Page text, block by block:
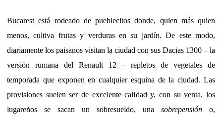
Bucarest está rodeado de pueblecitos donde, quien más quien
menos, cultiva frutas y verduras en su jardín. De este modo,
diariamente los paisanos visitan la ciudad con sus Dacias 1300 – la
versión rumana del Renault 12 – repletos de vegetales de
temporada que exponen en cualquier esquina de la ciudad. Las
provisiones suelen ser de excelente calidad y, con su venta, los
lugareños se sacan un sobresueldo, una sobrepensión o,